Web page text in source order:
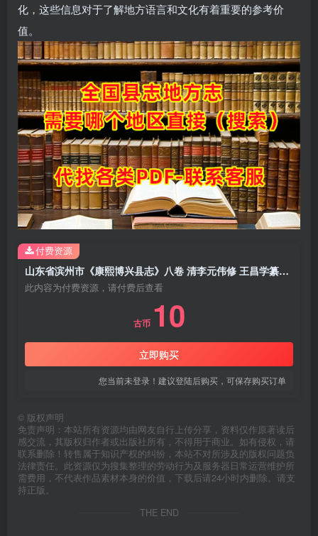
化，这些信息对于了解地方语言和文化有着重要的参考价
值。
山东省滨州市《康熙博兴县志》八卷 清李元伟修 王昌学纂PDF电子版地方志下载
此内容为付费资源，请付费后查看
古币 10
立即购买
您当前未登录！建议登陆后购买，可保存购买订单
付费资源
© 版权声明
免责声明：本站所有资源均由网友自行上传分享，资料仅作原著读后
感交流，其版权归作者或出版社所有，不得用于商业。如有侵权，请
联系删除！转售属于知识产权的纠纷，本站不对所涉及的版权问题负
法律责任。此资源仅为搜集整理的劳动行为及服务器日常运营维护所
需费用，不代表作品素材本身的价值，下载后请24小时内删除。请支
持正版。
THE END